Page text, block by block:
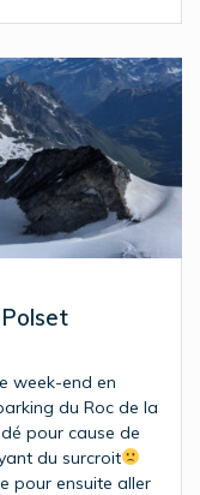
week-end en
du Roc de la
pour cause de
du surcroit
pour ensuite aller